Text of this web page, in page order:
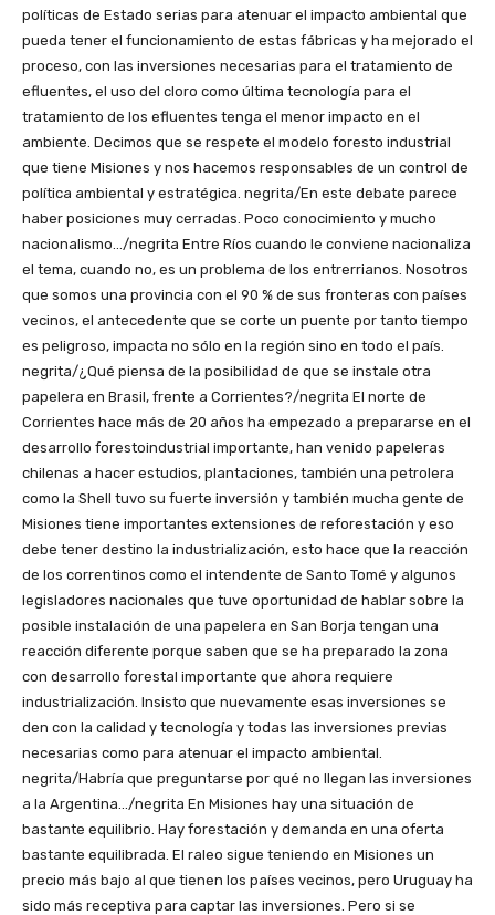
políticas de Estado serias para atenuar el impacto ambiental que
pueda tener el funcionamiento de estas fábricas y ha mejorado el
proceso, con las inversiones necesarias para el tratamiento de
efluentes, el uso del cloro como última tecnología para el
tratamiento de los efluentes tenga el menor impacto en el
ambiente. Decimos que se respete el modelo foresto industrial
que tiene Misiones y nos hacemos responsables de un control de
política ambiental y estratégica. negrita/En este debate parece
haber posiciones muy cerradas. Poco conocimiento y mucho
nacionalismo…/negrita Entre Ríos cuando le conviene nacionaliza
el tema, cuando no, es un problema de los entrerrianos. Nosotros
que somos una provincia con el 90 % de sus fronteras con países
vecinos, el antecedente que se corte un puente por tanto tiempo
es peligroso, impacta no sólo en la región sino en todo el país.
negrita/¿Qué piensa de la posibilidad de que se instale otra
papelera en Brasil, frente a Corrientes?/negrita El norte de
Corrientes hace más de 20 años ha empezado a prepararse en el
desarrollo forestoindustrial importante, han venido papeleras
chilenas a hacer estudios, plantaciones, también una petrolera
como la Shell tuvo su fuerte inversión y también mucha gente de
Misiones tiene importantes extensiones de reforestación y eso
debe tener destino la industrialización, esto hace que la reacción
de los correntinos como el intendente de Santo Tomé y algunos
legisladores nacionales que tuve oportunidad de hablar sobre la
posible instalación de una papelera en San Borja tengan una
reacción diferente porque saben que se ha preparado la zona
con desarrollo forestal importante que ahora requiere
industrialización. Insisto que nuevamente esas inversiones se
den con la calidad y tecnología y todas las inversiones previas
necesarias como para atenuar el impacto ambiental.
negrita/Habría que preguntarse por qué no llegan las inversiones
a la Argentina…/negrita En Misiones hay una situación de
bastante equilibrio. Hay forestación y demanda en una oferta
bastante equilibrada. El raleo sigue teniendo en Misiones un
precio más bajo al que tienen los países vecinos, pero Uruguay ha
sido más receptiva para captar las inversiones. Pero si se